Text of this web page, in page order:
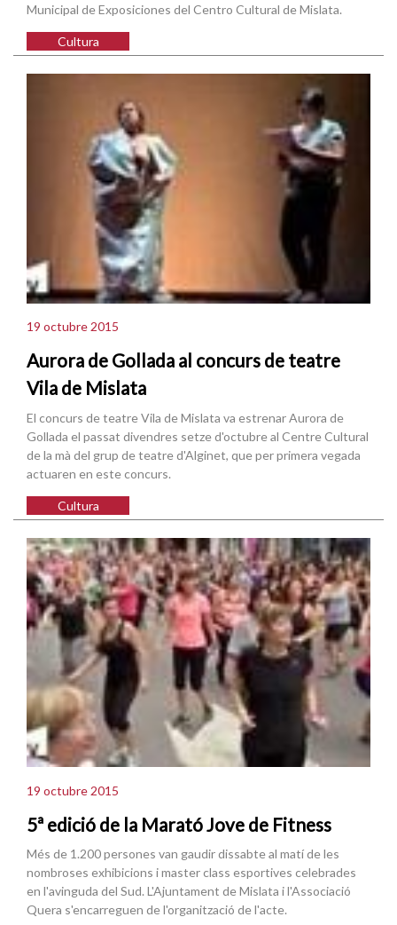
Municipal de Exposiciones del Centro Cultural de Mislata.
Cultura
19 octubre 2015
Aurora de Gollada al concurs de teatre
Vila de Mislata
El concurs de teatre Vila de Mislata va estrenar Aurora de
Gollada el passat divendres setze d'octubre al Centre Cultural
de la mà del grup de teatre d'Alginet, que per primera vegada
actuaren en este concurs.
Cultura
19 octubre 2015
5ª edició de la Marató Jove de Fitness
Més de 1.200 persones van gaudir dissabte al matí de les
nombroses exhibicions i master class esportives celebrades
en l'avinguda del Sud. L'Ajuntament de Mislata i l'Associació
Quera s'encarreguen de l'organització de l'acte.